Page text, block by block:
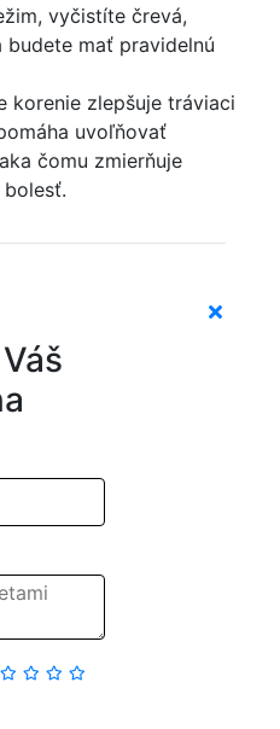
vyčistíte črevá,
budete mať pravidelnú
korenie zlepšuje tráviaci
uvoľňovať
čomu zmierňuje